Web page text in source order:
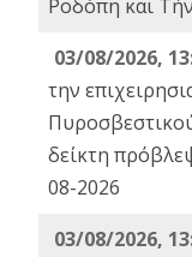
Ροδόπη και
03/08/2026,
την
δείκτη
08-2026
03/08/2026,